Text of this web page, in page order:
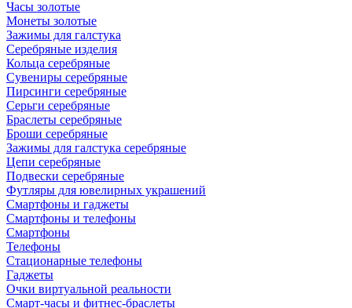
Часы золотые
Монеты золотые
Зажимы для галстука
Серебряные изделия
Кольца серебряные
Сувениры серебряные
Пирсинги серебряные
Серьги серебряные
Браслеты серебряные
Броши серебряные
Зажимы для галстука серебряные
Цепи серебряные
Подвески серебряные
Футляры для ювелирных украшений
Смартфоны и гаджеты
Смартфоны и телефоны
Смартфоны
Телефоны
Стационарные телефоны
Гаджеты
Очки виртуальной реальности
Смарт-часы и фитнес-браслеты